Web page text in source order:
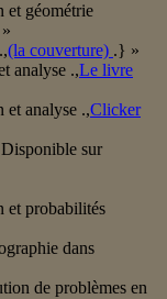
et géométrie
(la couverture) .} »
analyse .,Le livre
et analyse .,Clicker
sur
et probabilités
dans
de problèmes en